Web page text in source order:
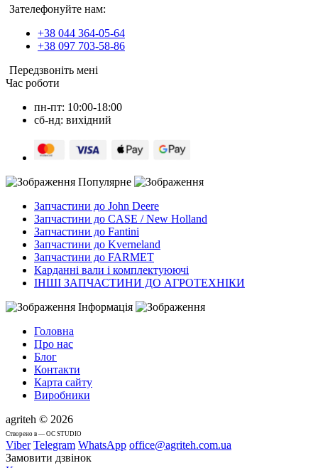
Зателефонуйте нам:
+38 044 364-05-64
+38 097 703-58-86
Передзвоніть мені
Час роботи
пн-пт: 10:00-18:00
сб-нд: вихідний
Популярне
Запчастини до John Deere
Запчастини до CASE / New Holland
Запчастини до Fantini
Запчастини до Kverneland
Запчастини до FARMET
Карданні вали і комплектуюючі
ІНШІ ЗАПЧАСТИНИ ДО АГРОТЕХНІКИ
Інформація
Головна
Про нас
Блог
Контакти
Карта сайту
Виробники
agriteh © 2026
Cтворено в — OC STUDIO
Viber Telegram WhatsApp office@agriteh.com.ua
Замовити дзвінок